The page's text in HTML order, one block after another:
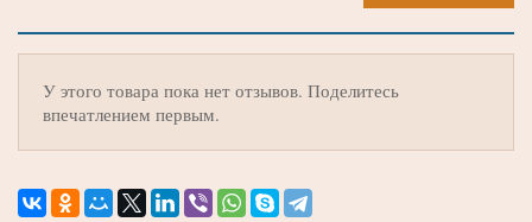
У этого товара пока нет отзывов. Поделитесь
впечатлением первым.